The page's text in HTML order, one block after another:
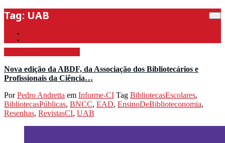
Tag: UAB
Nova edição da ABDF, da Associação dos Bibliotecários e
Profissionais da Ciência…
PorPedro Andretta em Informe-CI Tag BibliotecasEscolares,
BibliotecasPúblicas, BNCC, EAD, EnsinoDeBiblioteconomia,
Resenhas, RevistasCI, UAB